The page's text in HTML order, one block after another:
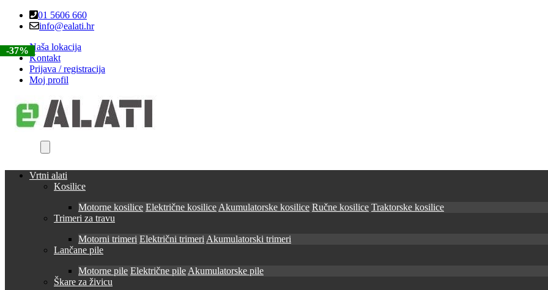
Skip
Skip
01 5606 660
info@ealati.hr
Naša lokacija
Kontakt
Prijava / registracija
Moj profil
Vrtni alati
Kosilice
Motorne kosilice Električne kosilice Akumulatorske kosilice Ručne kosilice Traktorske kosilice
Trimeri za travu
Motorni trimeri Električni trimeri Akumulatorski trimeri
Lančane pile
Motorne pile Električne pile Akumulatorske pile
Škare za živicu
-37%
-37%
-37%
-37%